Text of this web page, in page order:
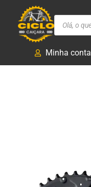
Minha conta